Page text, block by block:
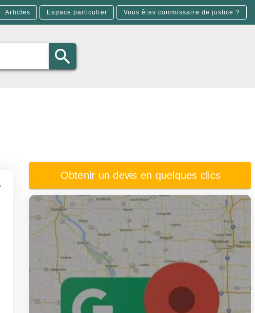
Articles Espace particulier Vous êtes commissaire de justice ?
Obtenir un devis en quelques clics